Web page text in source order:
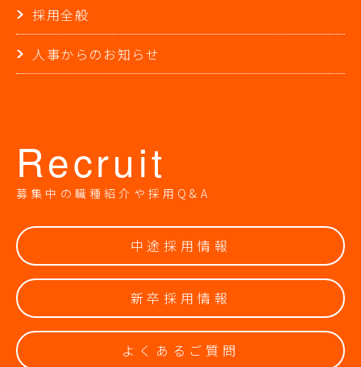
採用全般
人事からのお知らせ
Recruit
募集中の職種紹介や採用Q&A
中途採用情報
新卒採用情報
よくあるご質問